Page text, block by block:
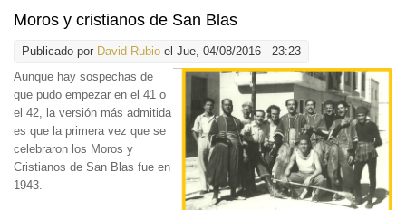
Moros y cristianos de San Blas
Publicado por David Rubio el Jue, 04/08/2016 - 23:23
Aunque hay sospechas de
que pudo empezar en el 41 o
el 42, la versión más admitida
es que la primera vez que se
celebraron los Moros y
Cristianos de San Blas fue en
1943.